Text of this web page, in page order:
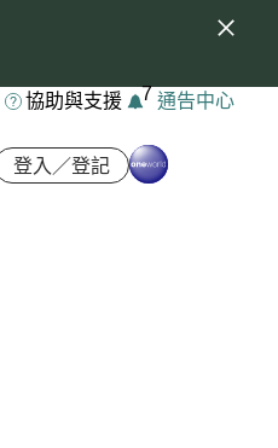
協助與支援 7 通告中心
登入／登記